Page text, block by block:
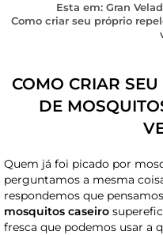
Esta em: Gran
Como criar seu próprio
COMO CRIAR
DE
Quem já foi picado por
perguntamos a mesma
respondemos que
mosquitos caseiro
fresca que podemos usar a